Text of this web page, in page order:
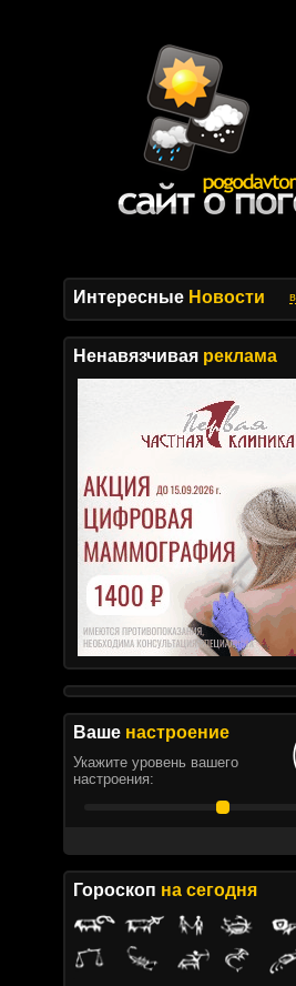
Интересные Новости
Ненавязчивая реклама
Ваше настроение
Укажите уровень вашего
настроения:
Гороскоп на сегодня